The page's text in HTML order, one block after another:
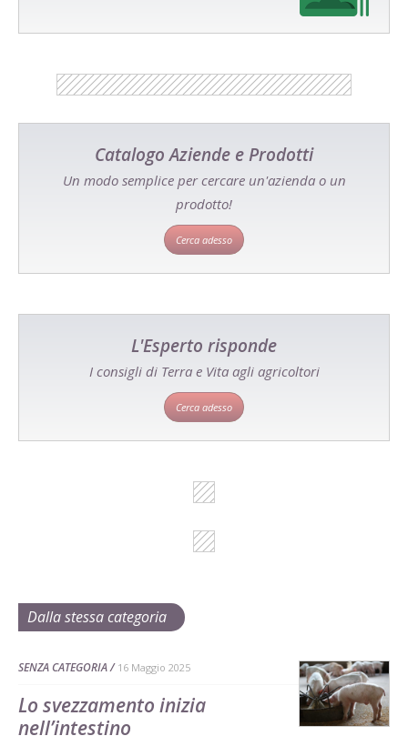
Catalogo Aziende e Prodotti
Un modo semplice per cercare un'azienda o un
prodotto!
Cerca adesso
L'Esperto risponde
I consigli di Terra e Vita agli agricoltori
Cerca adesso
Dalla stessa categoria
SENZA CATEGORIA 16 Maggio 2025
Lo svezzamento inizia
nell’intestino